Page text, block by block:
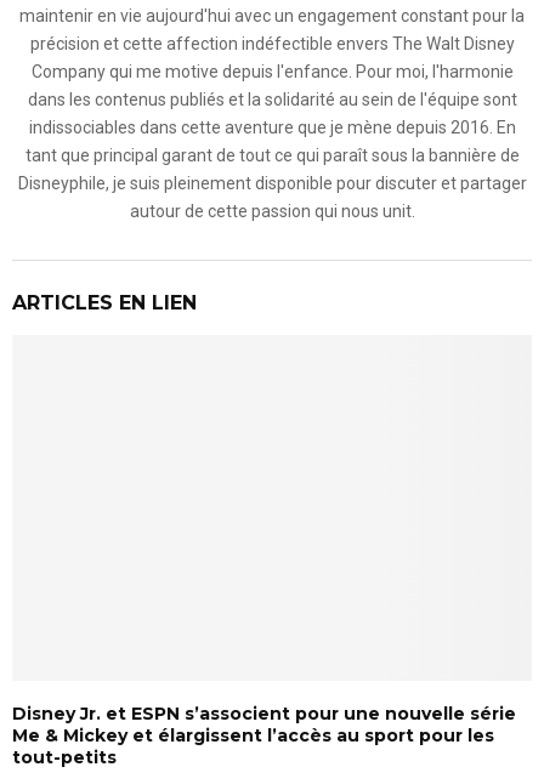
maintenir en vie aujourd'hui avec un engagement constant pour la
précision et cette affection indéfectible envers The Walt Disney
Company qui me motive depuis l'enfance. Pour moi, l'harmonie
dans les contenus publiés et la solidarité au sein de l'équipe sont
indissociables dans cette aventure que je mène depuis 2016. En
tant que principal garant de tout ce qui paraît sous la bannière de
Disneyphile, je suis pleinement disponible pour discuter et partager
autour de cette passion qui nous unit.
ARTICLES EN LIEN
Disney Jr. et ESPN s’associent pour une nouvelle série
Me & Mickey et élargissent l’accès au sport pour les
tout-petits